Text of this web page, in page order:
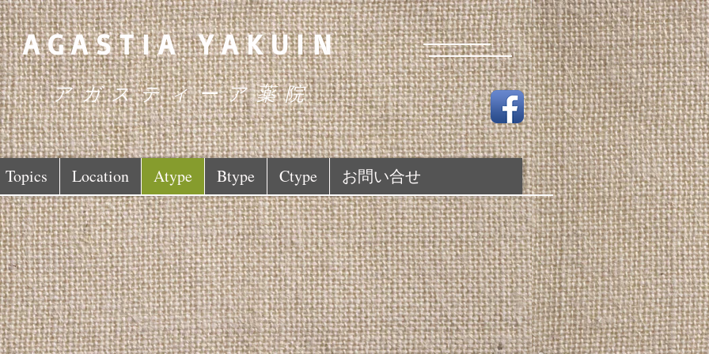
AGASTIA YAKUIN
アガスティーア薬院
Topics Location Atype Btype Ctype お問い合せ